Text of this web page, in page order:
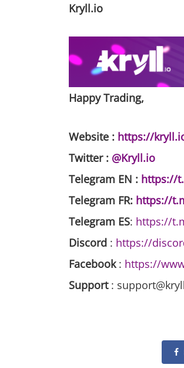
Kryll.io
Happy Trading,
Website : https://
Twitter: @Kryll.io
Telegram EN : https://
Telegram FR: https://
Telegram ES: https://
Discord : https://
Facebook: https://
Support: